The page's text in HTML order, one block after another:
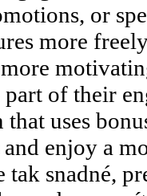
or
more
more
of their
uses
enjoy a
tak snadné,